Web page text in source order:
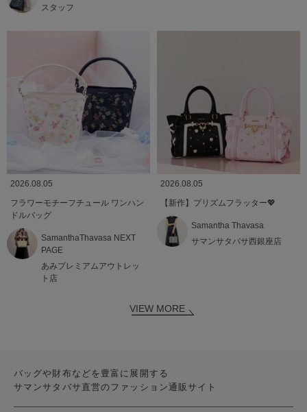
スタッフ
2026.08.05
フラワーモチーフチュール ワンハン
ドルバッグ
SamanthaThavasa NEXT
PAGE
あみプレミアムアウトレッ
ト店
2026.08.05
【新作】プリズムフラッター💖
Samantha Thavasa
サマンサタバサ西銀座店
VIEW MORE
バッグや財布などを豊富に展開する
サマンサタバサ直営のファッション通販サイト